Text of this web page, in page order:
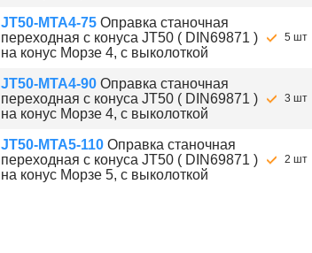
JT50-MTA4-75 Оправка станочная
переходная с конуса JT50 ( DIN69871 )
на конус Морзе 4, с выколоткой
5 шт
JT50-MTA4-90 Оправка станочная
переходная с конуса JT50 ( DIN69871 )
на конус Морзе 4, с выколоткой
3 шт
JT50-MTA5-110 Оправка станочная
переходная с конуса JT50 ( DIN69871 )
на конус Морзе 5, с выколоткой
2 шт